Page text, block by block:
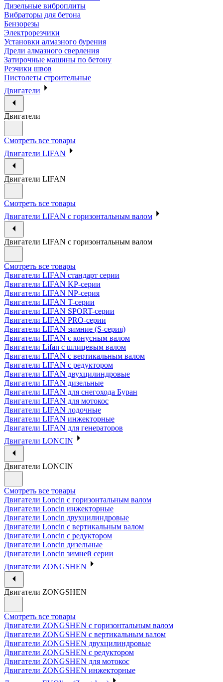
Дизельные виброплиты
Вибраторы для бетона
Бензорезы
Электрорезчики
Установки алмазного бурения
Дрели алмазного сверления
Затирочные машины по бетону
Резчики швов
Пистолеты строительные
Двигатели
Двигатели
Смотреть все товары
Двигатели LIFAN
Двигатели LIFAN
Смотреть все товары
Двигатели LIFAN с горизонтальным валом
Двигатели LIFAN с горизонтальным валом
Смотреть все товары
Двигатели LIFAN стандарт серии
Двигатели LIFAN KP-серии
Двигатели LIFAN NP-серия
Двигатели LIFAN T-серии
Двигатели LIFAN SPORT-серии
Двигатели LIFAN PRO-серии
Двигатели LIFAN зимние (S-серия)
Двигатели LIFAN с конусным валом
Двигатели Lifan с шлицевым валом
Двигатели LIFAN с вертикальным валом
Двигатели LIFAN с редуктором
Двигатели LIFAN двухцилиндровые
Двигатели LIFAN дизельные
Двигатели LIFAN для снегохода Буран
Двигатели LIFAN для мотокос
Двигатели LIFAN лодочные
Двигатели LIFAN инжекторные
Двигатели LIFAN для генераторов
Двигатели LONCIN
Двигатели LONCIN
Смотреть все товары
Двигатели Loncin с горизонтальным валом
Двигатели Loncin инжекторные
Двигатели Loncin двухцилиндровые
Двигатели Loncin с вертикальным валом
Двигатели Loncin с редуктором
Двигатели Loncin дизельные
Двигатели Loncin зимней серии
Двигатели ZONGSHEN
Двигатели ZONGSHEN
Смотреть все товары
Двигатели ZONGSHEN с горизонтальным валом
Двигатели ZONGSHEN с вертикальным валом
Двигатели ZONGSHEN двухцилиндровые
Двигатели ZONGSHEN с редуктором
Двигатели ZONGSHEN для мотокос
Двигатели ZONGSHEN инжекторные